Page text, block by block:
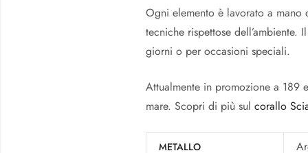
Ogni elemento è lavorato a
tecniche rispettose
giorni o per occasioni speciali.
Attualmente in promozione a 189
mare. Scopri di più sulcorallo
METALLO